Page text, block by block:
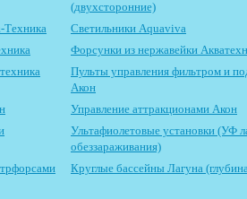
(двухсторонние)
Техника
Светильники Aquaviva
Форсунки из нержавейки
Пульты управления фильтром и
Акон
Управление аттракционами Акон
Ультафиолетовые установки (УФ
обеззараживания)
Круглые бассейны Лагуна